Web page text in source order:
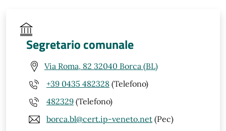
Segretario comunale
Via Roma, 82 32040 Borca (BL)
+39 0435 482328 (Telefono)
482329 (Telefono)
borca.bl@cert.ip-veneto.net (Pec)